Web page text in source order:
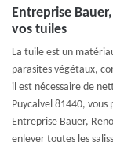
Entreprise
vos tuiles
La tuile est un
parasites végétaux,
il est nécessaire de
Puycalvel 81440,
Entreprise Bauer,
enlever toutes les